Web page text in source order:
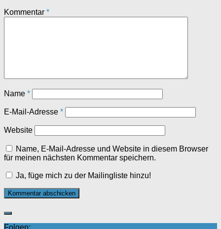
Kommentar *
Name *
E-Mail-Adresse *
Website
Name, E-Mail-Adresse und Website in diesem Browser
für meinen nächsten Kommentar speichern.
Ja, füge mich zu der Mailingliste hinzu!
Folgen: